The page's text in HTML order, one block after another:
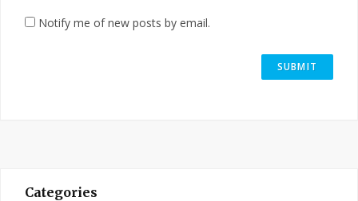
Notify me of new posts by email.
Categories